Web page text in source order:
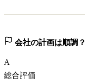
会社の計画は順調？
A
総合評価